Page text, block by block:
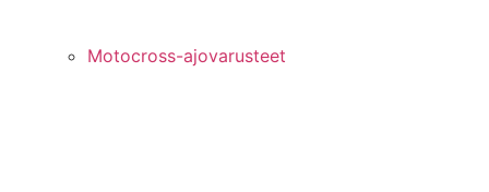
Motocross-ajovarusteet